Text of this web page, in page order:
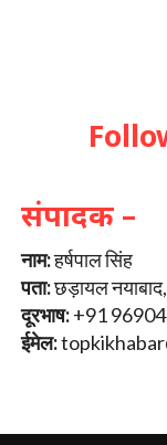
संपादक –
नाम:हर्षपाल सिंह
पता:छड़ायल
दूरभाष:+91
ईमेल: